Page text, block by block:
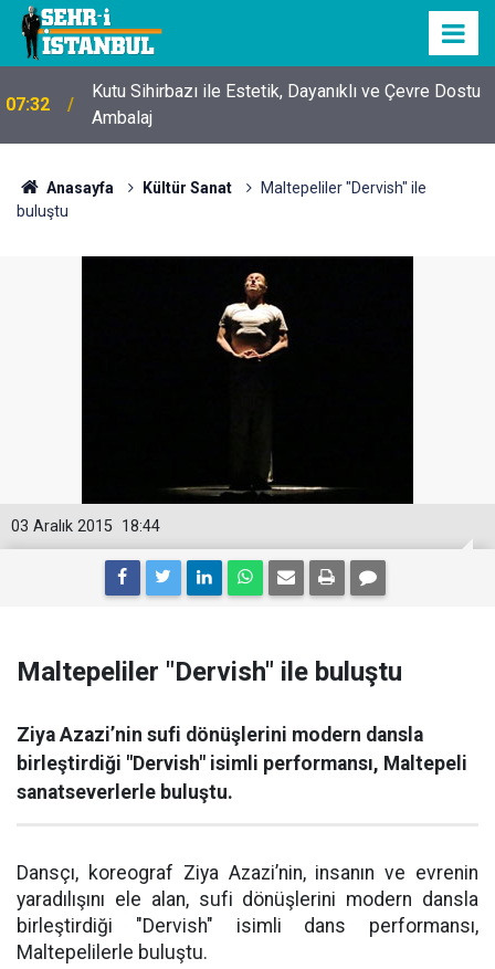
07:32
Kutu Sihirbazı ile Estetik, Dayanıklı ve Çevre Dostu
Ambalaj
Anasayfa Kültür Sanat
Maltepeliler "Dervish" ile
buluştu
18:44
03 Aralık 2015
Maltepeliler "Dervish" ile buluştu
Ziya Azazi’nin sufi dönüşlerini modern dansla
birleştirdiği "Dervish" isimli performansı, Maltepeli
sanatseverlerle buluştu.
Dansçı, koreograf Ziya Azazi’nin, insanın ve evrenin
yaradılışını ele alan, sufi dönüşlerini modern dansla
birleştirdiği "Dervish" isimli dans performansı,
Maltepelilerle buluştu.